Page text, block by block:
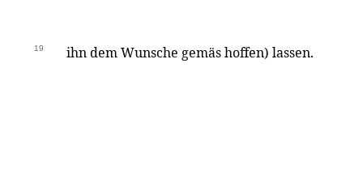
19 ihn dem Wunsche gemäs hoffen) lassen.